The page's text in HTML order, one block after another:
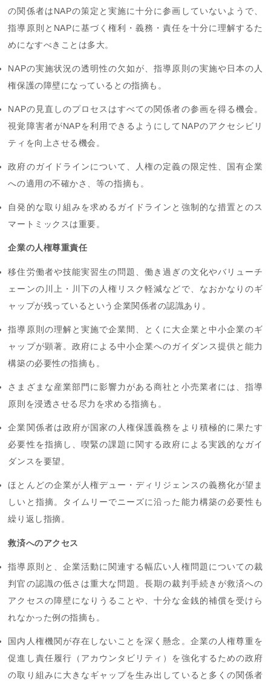
の関係者はNAPの策定と実施に十分に参画していないようで、
指導原則とNAPに基づく権利・義務・責任を十分に理解するた
めになすべきことは多大。
NAPの実施状況の透明性の欠如が、指導原則の実施や日本の人
権保護の障壁になっているとの指摘も。
NAPの見直しのプロセスはすべての関係者の参画を得る機会。
視覚障害者がNAPを利用できるようにしてNAPのアクセシビリ
ティを向上させる機会。
政府のガイドラインについて、人権の定義の限定性、国有企業
への適用の不確かさ、等の指摘も。
自発的な取り組みを求めるガイドラインと強制的な措置とのス
マートミックスは重要。
企業の人権尊重責任
移住労働者や技能実習生の問題、働き過ぎの文化やバリューチ
ェーンの川上・川下の人権リスク軽減などで、なおかなりのギ
ャップが残っているという企業関係者の認識あり。
指導原則の理解と実施で企業間、とくに大企業と中小企業のギ
ャップが顕著。政府による中小企業へのガイダンス提供と能力
構築の必要性の指摘も。
さまざまな産業部門に影響力がある商社と小売業者には、指導
原則を浸透させる尽力を求める指摘も。
企業関係者は政府が国家の人権保護義務をより積極的に果たす
必要性を指摘し、喫緊の課題に関する政府による実践的なガイ
ダンスを要望。
ほとんどの企業が人権デュー・ディリジェンスの義務化が望ま
しいと指摘。タイムリーでニーズに沿った能力構築の必要性も
繰り返し指摘。
救済へのアクセス
指導原則と、企業活動に関連する幅広い人権問題についての裁
判官の認識の低さは重大な問題。長期の裁判手続きが救済への
アクセスの障壁になりうることや、十分な金銭的補償を受けら
れなかった例の指摘も。
国内人権機関が存在しないことを深く懸念。企業の人権尊重を
促進し責任履行（アカウンタビリティ）を強化するための政府
の取り組みに大きなギャップを生み出していると多くの関係者